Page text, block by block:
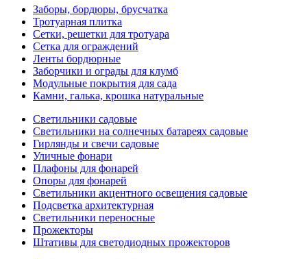
Заборы, бордюры, брусчатка
Тротуарная плитка
Сетки, решетки для тротуара
Сетка для ограждений
Ленты бордюрные
Заборчики и ограды для клумб
Модульные покрытия для сада
Камни, галька, крошка натуральные
Светильники садовые
Светильники на солнечных батареях садовые
Гирлянды и свечи садовые
Уличные фонари
Плафоны для фонарей
Опоры для фонарей
Светильники акцентного освещения садовые
Подсветка архитектурная
Светильники переносные
Прожекторы
Штативы для светодиодных прожекторов